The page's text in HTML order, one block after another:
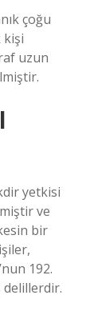
çoğu
kişi
uzun
yetkisi
ve
bir
192.